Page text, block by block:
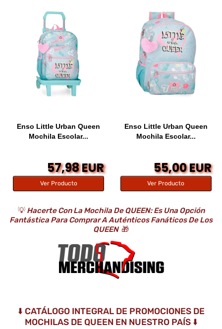
Enso Little Urban Queen
Mochila Escolar...
57,98 EUR
Ver Producto
Enso Little Urban Queen
Mochila Escolar...
55,00 EUR
Ver Producto
💡Hacerte Con La Mochila De QUEEN: Es Una Opción
Fantástica Para Comprar A Auténticos Fanáticos De Los
QUEEN 🎁
⬇️ CATÁLOGO INTEGRAL DE PROMOCIONES DE
MOCHILAS DE QUEEN EN NUESTRO PAÍS ⬇️